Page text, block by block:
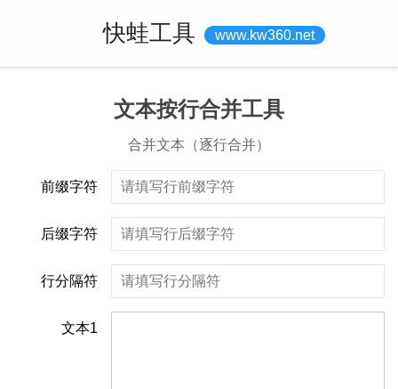
快蛙工具 www.kw360.net
文本按行合并工具
合并文本（逐行合并）
前缀字符
后缀字符
行分隔符
文本1